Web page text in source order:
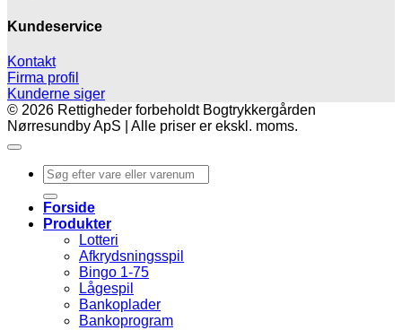
Kundeservice
Kontakt
Firma profil
Kunderne siger
© 2026 Rettigheder forbeholdt Bogtrykkergården
Nørresundby ApS | Alle priser er ekskl. moms.
Søg
efter:
Forside
Produkter
Lotteri
Afkrydsningsspil
Bingo 1-75
Lågespil
Bankoplader
Bankoprogram